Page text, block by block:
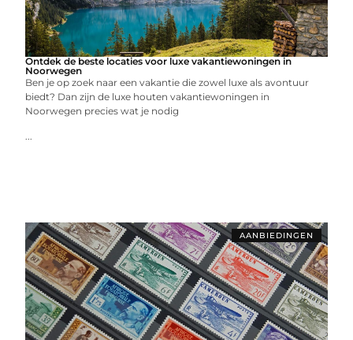
Ontdek de beste locaties voor luxe vakantiewoningen in
Noorwegen
Ben je op zoek naar een vakantie die zowel luxe als avontuur
biedt? Dan zijn de luxe houten vakantiewoningen in
Noorwegen precies wat je nodig
...
AANBIEDINGEN